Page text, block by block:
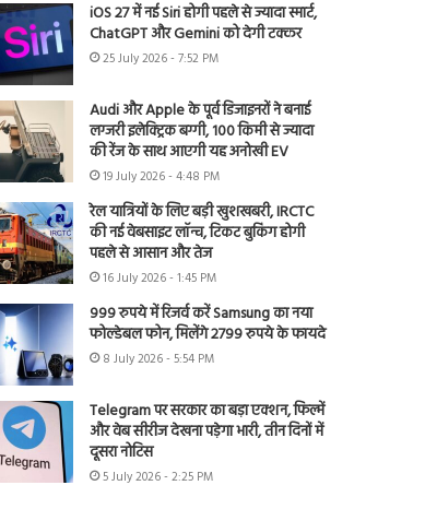
iOS 27 में नई Siri होगी पहले से ज्यादा स्मार्ट,
ChatGPT और Gemini को देगी टक्कर
25 July 2026 - 7:52 PM
Audi और Apple के पूर्व डिजाइनरों ने बनाई
लग्जरी इलेक्ट्रिक बग्गी, 100 किमी से ज्यादा
की रेंज के साथ आएगी यह अनोखी EV
19 July 2026 - 4:48 PM
रेल यात्रियों के लिए बड़ी खुशखबरी, IRCTC
की नई वेबसाइट लॉन्च, टिकट बुकिंग होगी
पहले से आसान और तेज
16 July 2026 - 1:45 PM
999 रुपये में रिजर्व करें Samsung का नया
फोल्डेबल फोन, मिलेंगे 2799 रुपये के फायदे
8 July 2026 - 5:54 PM
Telegram पर सरकार का बड़ा एक्शन, फिल्में
और वेब सीरीज देखना पड़ेगा भारी, तीन दिनों में
दूसरा नोटिस
5 July 2026 - 2:25 PM